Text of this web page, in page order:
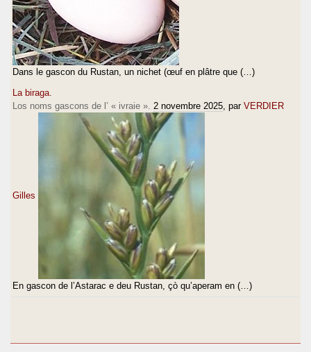
Dans le gascon du Rustan, un nichet (œuf en plâtre que (…)
La biraga.
Los noms gascons de l’ « ivraie ». 2 novembre 2025 , par VERDIER
Gilles
En gascon de l’Astarac e deu Rustan, çò qu’aperam en (…)